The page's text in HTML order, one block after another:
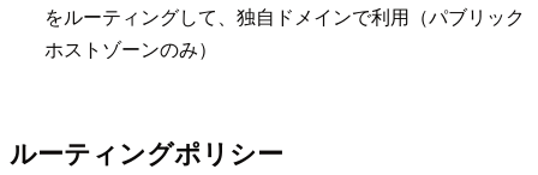
をルーティングして、独自ドメインで利用（パブリック
ホストゾーンのみ）
ルーティングポリシー